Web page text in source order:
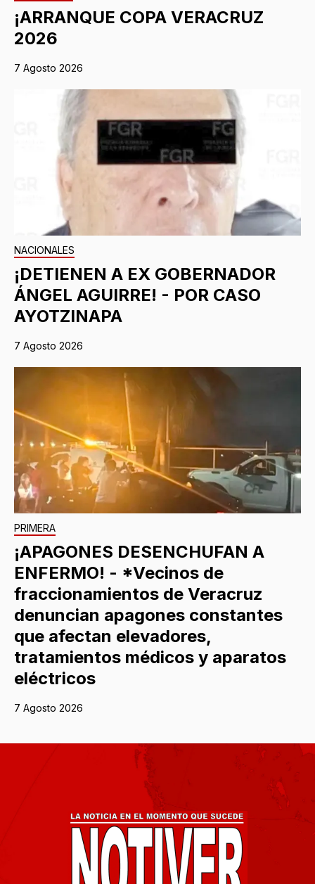
¡ARRANQUE COPA VERACRUZ
2026
7 Agosto 2026
NACIONALES
¡DETIENEN A EX GOBERNADOR
ÁNGEL AGUIRRE! - POR CASO
AYOTZINAPA
7 Agosto 2026
PRIMERA
¡APAGONES DESENCHUFAN A
ENFERMO! - *Vecinos de
fraccionamientos de Veracruz
denuncian apagones constantes
que afectan elevadores,
tratamientos médicos y aparatos
eléctricos
7 Agosto 2026